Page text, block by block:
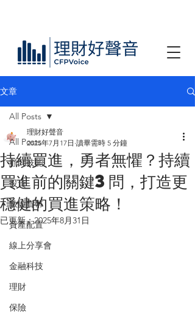
文章
All Posts
顧問技能
投資
數位貨幣
資產配置
線上分享會
金融科技
理財
保險
All Posts
持續買進，勇者無懼？持續
買進前的關鍵3問，打造更
穩健的買進策略！
理財好聲音
2025年7月17日 讀畢需時 5 分鐘
已更新：2025年8月31日